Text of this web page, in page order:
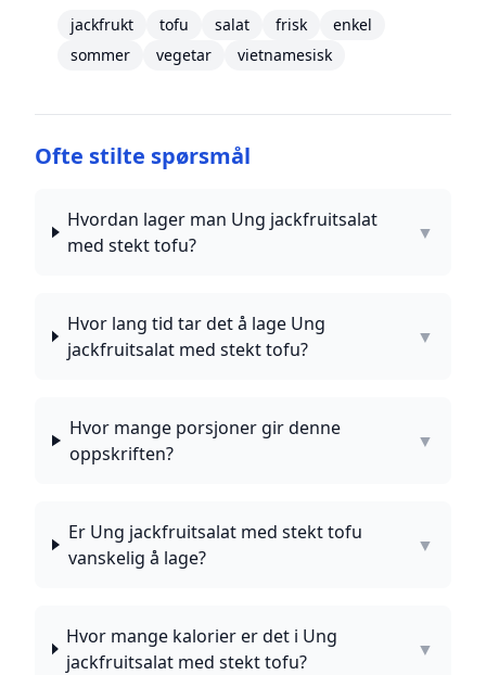
jackfrukt tofu salat frisk
enkel
sommer
vegetar vietnamesisk
Ofte stilte spørsmål
Hvordan lager man Ung jackfruitsalat
med stekt tofu?
▼
Hvor lang tid tar det å lage Ung
jackfruitsalat med stekt tofu?
▼
Hvor mange porsjoner gir denne
oppskriften?
▼
Er Ung jackfruitsalat med stekt tofu
vanskelig å lage?
▼
Hvor mange kalorier er det i Ung
jackfruitsalat med stekt tofu?
▼